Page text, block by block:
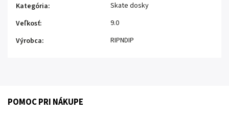
Kategória:
Skate dosky
Veľkosť:
9.0
Výrobca: RIPNDIP
POMOC PRI NÁKUPE